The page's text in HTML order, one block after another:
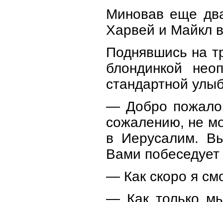
Миновав еще
Харвей и Майкл
Поднявшись на
блондинкой
стандартной
— Добро
сожалению, не
в Иерусалим.
Вами побеседует
— Как скоро я
— Как только